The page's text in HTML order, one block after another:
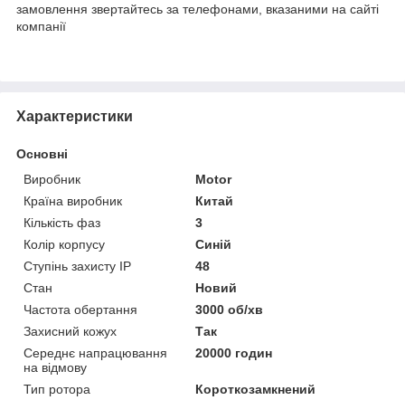
замовлення звертайтесь за телефонами, вказаними на сайті
компанії
Характеристики
Основні
Виробник
Motor
Країна виробник
Китай
Кількість фаз
3
Колір корпусу
Синій
Ступінь захисту IP
48
Стан
Новий
Частота обертання
3000 об/хв
Захисний кожух
Так
Середнє напрацювання
на відмову
20000 годин
Тип ротора
Короткозамкнений